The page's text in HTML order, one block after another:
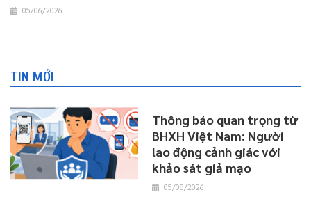
05/06/2026
TIN MỚI
Thông báo quan trọng từ
BHXH Việt Nam: Người
lao động cảnh giác với
khảo sát giả mạo
05/08/2026